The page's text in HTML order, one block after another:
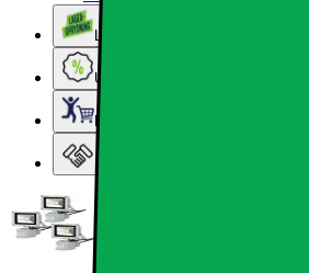
Lageroprydning
Ugens tilbud - og andre gode priser
Elgigantens Kundeklub
Elgiganten Erhverv